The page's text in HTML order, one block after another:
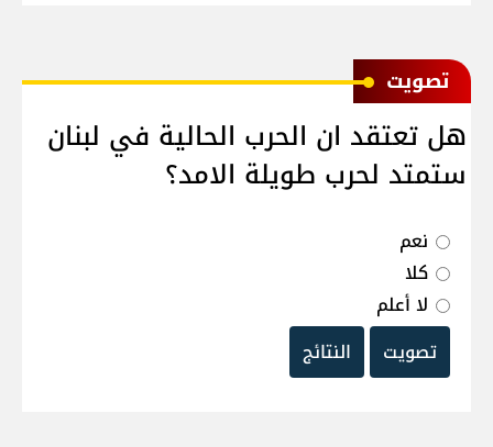
ﺗﺼﻮﻳﺖ
هل تعتقد ان الحرب الحالية في لبنان
ستمتد لحرب طويلة الامد؟
نعم
كلا
لا أعلم
تصويت
النتائج